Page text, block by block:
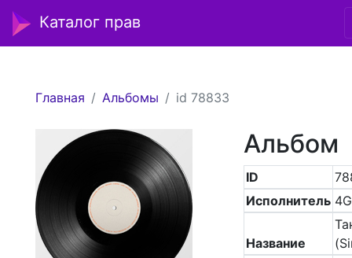
Каталог прав
Главная Альбомы id 78833
Альбом
ID
Исполнитель 4G
Название